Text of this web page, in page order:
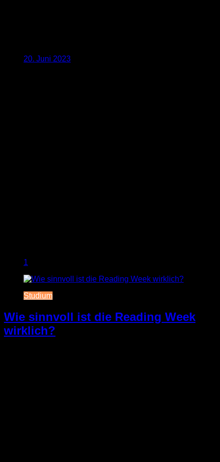
20. Juni 2023
1
Studium
Wie sinnvoll ist die Reading Week
wirklich?